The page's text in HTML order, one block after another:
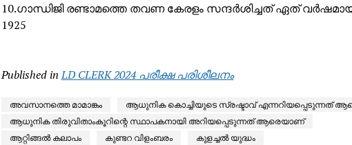
10.ഗാന്ധിജി രണ്ടാമത്തെ തവണ കേരളം സന്ദർശിച്ചത് ഏത്
1925
Published in LD CLERK 2024 പരീക്ഷ പരിശീലനം
അവസാനത്തെ മാമാങ്കം
ആധുനിക കൊച്ചിയുടെ സ്രഷ്ടാവ് എന്നറിയപ്പെടുന്നത്
ആധുനിക തിരുവിതാംകൂറിന്റെ സ്ഥാപകനായി അറിയപ്പെടുന്നത് ആരെയാണ്
ആറ്റിങ്ങൽ കലാപം
കുണ്ടറ വിളംബരം കുളച്ചൽ യുദ്ധം